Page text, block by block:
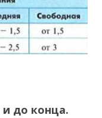
до конца.